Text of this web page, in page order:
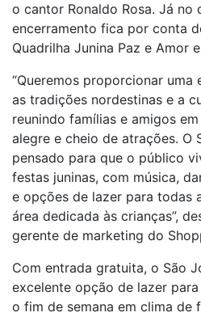
o cantor Ronaldo Rosa. Já no
encerramento fica por conta
Quadrilha Junina Paz e Amor
“Queremos proporcionar
as tradições nordestinas e a
reunindo famílias e amigos
alegre e cheio de atrações. O
pensado para que o público
festas juninas, com música,
e opções de lazer para todas
área dedicada às crianças”,
gerente de marketing do
Com entrada gratuita, o São
excelente opção de lazer
o fim de semana em clima de